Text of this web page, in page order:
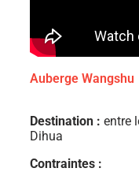
Auberge Wangshu
Destination : entre
Dihua
Contraintes :